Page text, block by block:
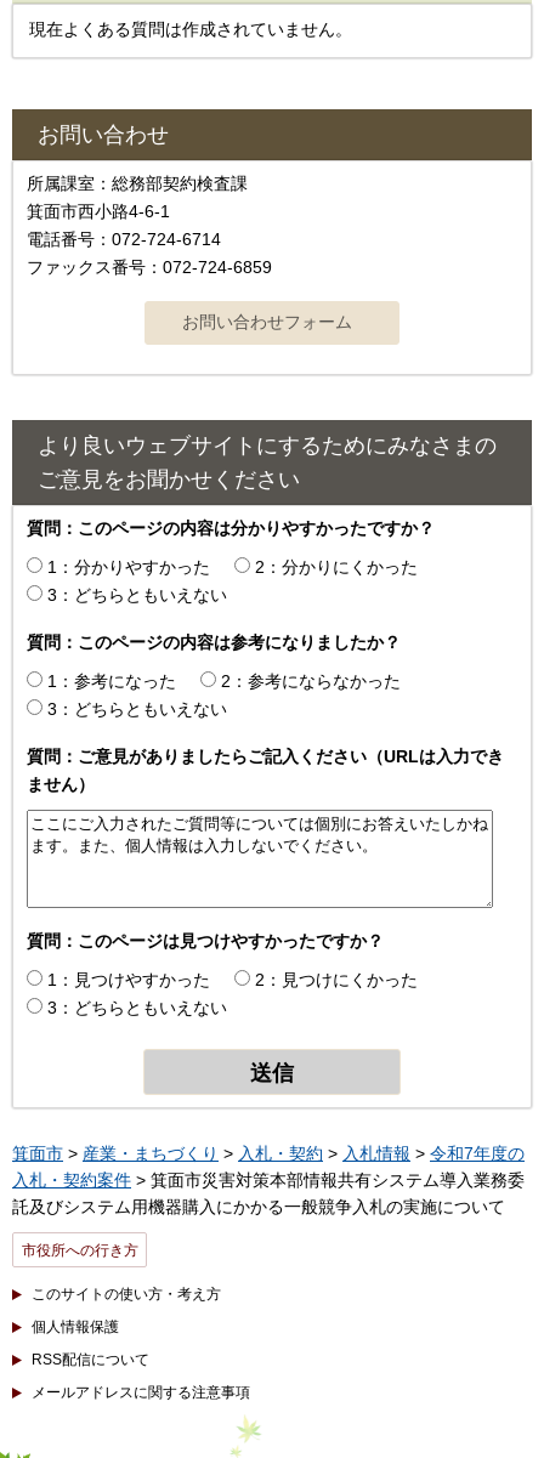
現在よくある質問は作成されていません。
お問い合わせ
所属課室：総務部契約検査課
箕面市西小路4‐6‐1
電話番号：072-724-6714
ファックス番号：072-724-6859
より良いウェブサイトにするためにみなさまの
ご意見をお聞かせください
質問：このページの内容は分かりやすかったですか？
1：分かりやすかった
2：分かりにくかった
3：どちらともいえない
質問：このページの内容は参考になりましたか？
1：参考になった
2：参考にならなかった
3：どちらともいえない
質問：ご意見がありましたらご記入ください（URLは入力でき
ません）
質問：このページは見つけやすかったですか？
1：見つけやすかった
2：見つけにくかった
3：どちらともいえない
箕面市 > 産業・まちづくり > 入札・契約 > 入札情報 > 令和7年度の
入札・契約案件 > 箕面市災害対策本部情報共有システム導入業務委
託及びシステム用機器購入にかかる一般競争入札の実施について
市役所への行き方
このサイトの使い方・考え方
個人情報保護
RSS配信について
メールアドレスに関する注意事項